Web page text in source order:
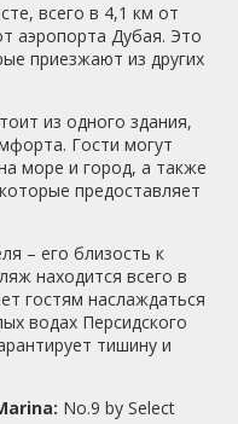
всего в 4,1 км от
аэропорта Дубая. Это
приезжают из других
из одного здания,
Гости могут
море и город, а также
предоставляет
– его близость к
находится всего в
гостям наслаждаться
водах Персидского
тишину и
No.9 by Select